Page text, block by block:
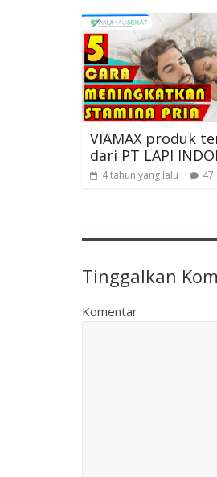
VIAMAX produk
dari PT LAPI
4 tahun yang lalu 47
Tinggalkan
Komentar